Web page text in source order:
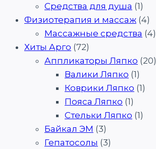
Средства для душа (1)
Физиотерапия и массаж (4)
Массажные средства (4)
Хиты Арго (72)
Аппликаторы Ляпко (20)
Валики Ляпко (1)
Коврики Ляпко (1)
Пояса Ляпко (1)
Стельки Ляпко (1)
Байкал ЭМ (3)
Гепатосолы (3)